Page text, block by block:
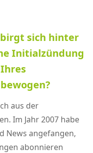
sich hinter
Initialzündung
aus der
Im Jahr 2007 habe
News angefangen,
abonnieren